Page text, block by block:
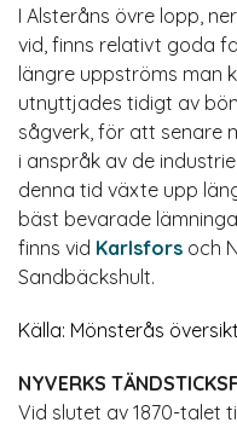
I Alsteråns övre lopp,
vid, finns relativt goda
längre uppströms man
utnyttjades tidigt av
sågverk, för att senare
i anspråk av de
denna tid växte upp
bäst bevarade
finns vid Karlsfors och
Sandbäckshult.
Källa: Mönsterås
NYVERKS
Vid slutet av 1870-talet